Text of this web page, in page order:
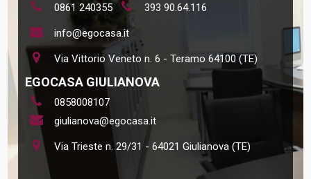
0861 240355 393 90.64.116
info@egocasa.it
Via Vittorio Veneto n. 6 - Teramo 64100 (TE)
EGOCASA GIULIANOVA
0858008107
giulianova@egocasa.it
Via Trieste n. 29/31 - 64021 Giulianova (TE)